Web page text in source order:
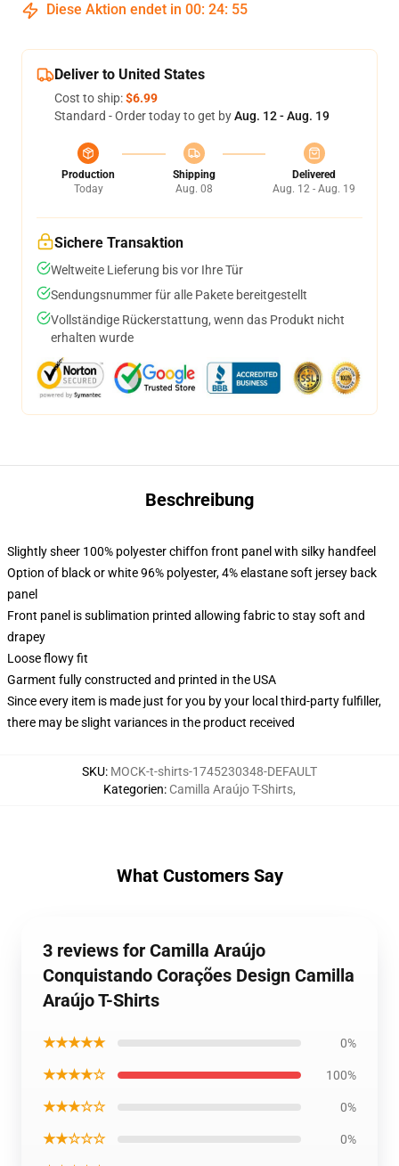
Diese Aktion endet in 00: 24: 54
Deliver to United States
Cost to ship:$6.99
Standard - Order today to get byAug. 12 - Aug. 19
Production
Today
Shipping
Aug. 08
Delivered
Aug. 12 - Aug. 19
Sichere Transaktion
Weltweite Lieferung bis vor Ihre Tür
Sendungsnummer für alle Pakete bereitgestellt
Vollständige Rückerstattung, wenn das Produkt nicht
erhalten wurde
Beschreibung
Slightly sheer 100% polyester chiffon front panel with silky handfeel
Option of black or white 96% polyester, 4% elastane soft jersey back
panel
Front panel is sublimation printed allowing fabric to stay soft and
drapey
Loose flowy fit
Garment fully constructed and printed in the USA
Since every item is made just for you by your local third-party fulfiller,
there may be slight variances in the product received
SKU: MOCK-t-shirts-1745230348-DEFAULT
Kategorien: Camilla Araújo T-Shirts,
What Customers Say
3 reviews for Camilla Araújo
Conquistando Corações Design Camilla
Araújo T-Shirts
★★★★★ 0%
★★★★☆ 100%
★★★☆☆ 0%
★★☆☆☆ 0%